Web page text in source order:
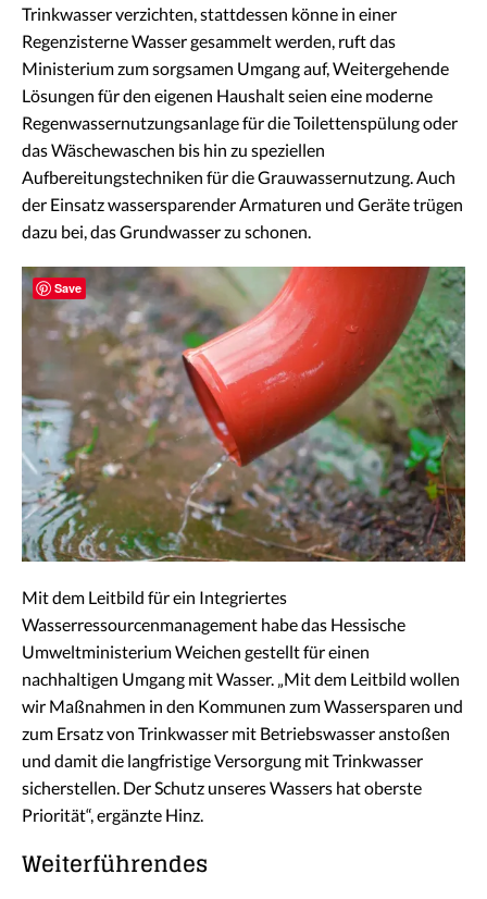
Trinkwasser verzichten, stattdessen könne in einer
Regenzisterne Wasser gesammelt werden, ruft das
Ministerium zum sorgsamen Umgang auf, Weitergehende
Lösungen für den eigenen Haushalt seien eine moderne
Regenwassernutzungsanlage für die Toilettenspülung oder
das Wäschewaschen bis hin zu speziellen
Aufbereitungstechniken für die Grauwassernutzung. Auch
der Einsatz wassersparender Armaturen und Geräte trügen
dazu bei, das Grundwasser zu schonen.
Mit dem Leitbild für ein Integriertes
Wasserressourcenmanagement habe das Hessische
Umweltministerium Weichen gestellt für einen
nachhaltigen Umgang mit Wasser. „Mit dem Leitbild wollen
wir Maßnahmen in den Kommunen zum Wassersparen und
zum Ersatz von Trinkwasser mit Betriebswasser anstoßen
und damit die langfristige Versorgung mit Trinkwasser
sicherstellen. Der Schutz unseres Wassers hat oberste
Priorität“, ergänzte Hinz.
Weiterführendes
Save